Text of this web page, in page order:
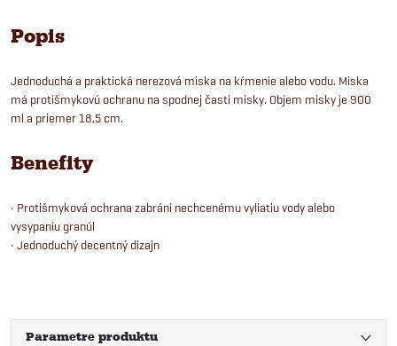
Popis
Jednoduchá a praktická nerezová miska na kŕmenie alebo vodu. Miska
má protišmykovú ochranu na spodnej časti misky. Objem misky je 900
ml a priemer 18,5 cm.
Benefity
• Protišmyková ochrana zabráni nechcenému vyliatiu vody alebo
vysypaniu granúl
• Jednoduchý decentný dizajn
Parametre produktu